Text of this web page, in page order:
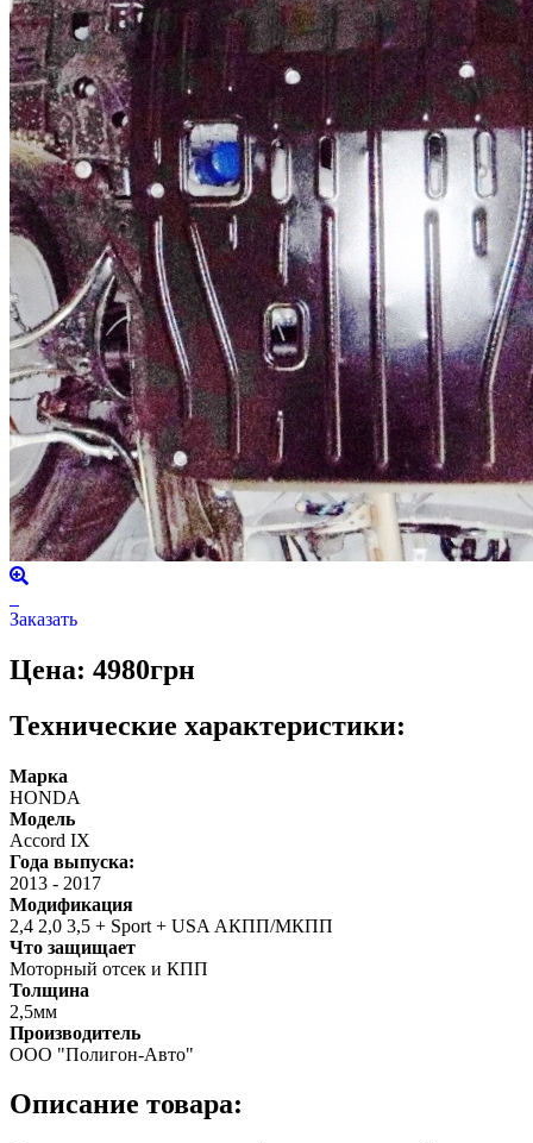
Заказать
Цена: 4980грн
Технические характеристики:
Марка
HONDA
Модель
Accord IX
Года выпуска:
2013 - 2017
Модификация
2,4 2,0 3,5 + Sport + USA АКПП/МКПП
Что защищает
Моторный отсек и КПП
Толщина
2,5мм
Производитель
ООО "Полигон-Авто"
Описание товара: